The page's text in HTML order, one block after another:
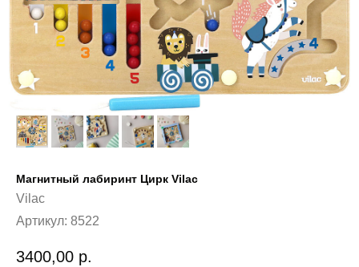
Магнитный лабиринт Цирк Vilac
Vilac
Артикул: 8522
3400,00 р.